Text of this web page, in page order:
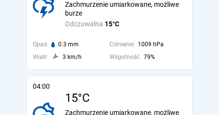
Odczuwalna 15°C
Zachmurzenie umiarkowane, możliwe
burze
Opad: 0.3 mm Ciśnienie: 1009 hPa
Wiatr:
3 km/h Wilgotność: 79%
04:00
15°C
Zachmurzenie umiarkowane, możliwe